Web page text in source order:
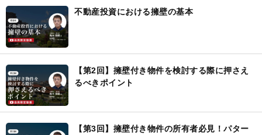
不動産投資における擁壁の基本
【第2回】擁壁付き物件を検討する際に押さえ
るべきポイント
【第3回】擁壁付き物件の所有者必見！パター